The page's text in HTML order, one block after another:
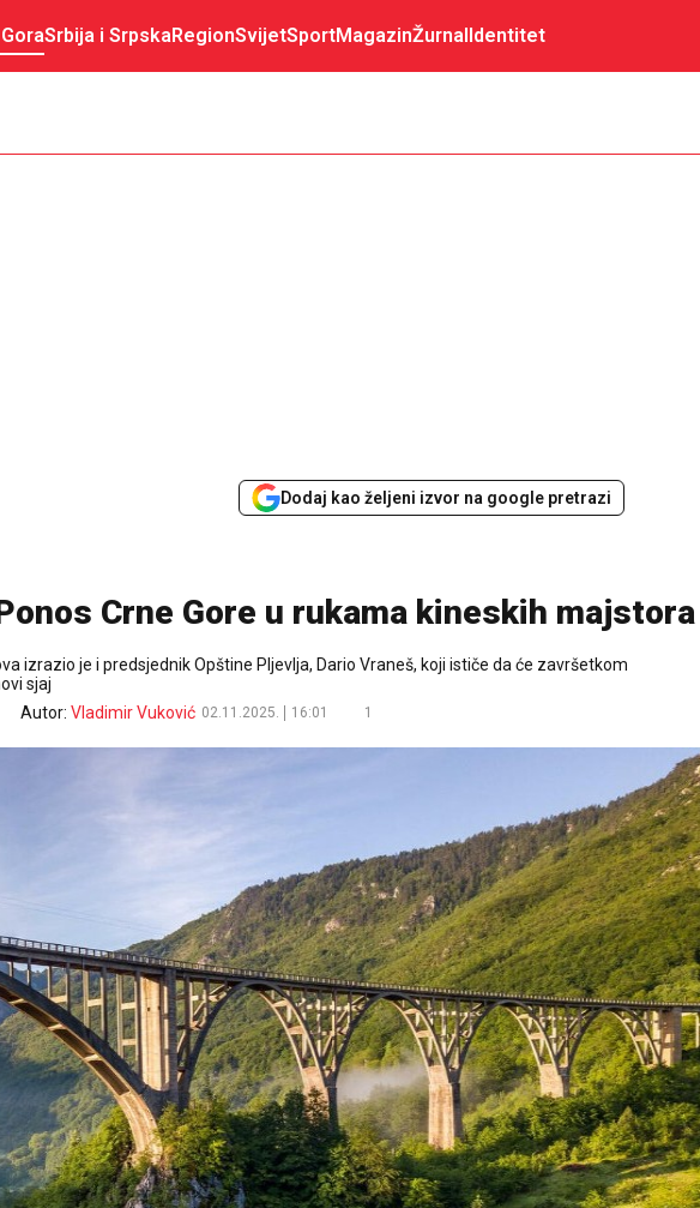
Srbija i SrpskaRegionSvijetSportMagazinŽurnalIdentitet
Dodaj kao željeni izvor na google pretrazi
Crne Gore u rukama kineskih majstora
izrazio je i predsjednik Opštine Pljevlja, Dario Vraneš, koji ističe da će završetkom
sjaj
Autor: Vladimir Vuković 02.11.2025. 16:01 1